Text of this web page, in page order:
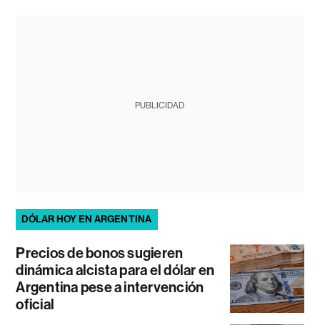
PUBLICIDAD
DÓLAR HOY EN ARGENTINA
Precios de bonos sugieren
dinámica alcista para el dólar en
Argentina pese a intervención
oficial